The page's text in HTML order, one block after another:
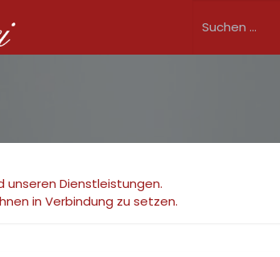
Angebote
unseren Dienstleistungen.
in Verbindung zu setzen.